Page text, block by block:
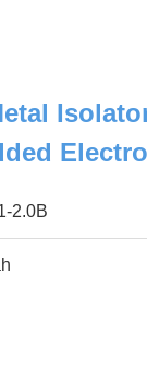
2.0B